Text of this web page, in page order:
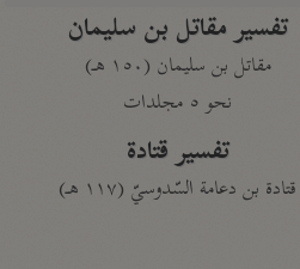
تفسير مقاتل بن سليمان
مقاتل بن سليمان (١٥٠ هـ)
نحو ٥ مجلدات
تفسير قتادة
قتادة بن دعامة السّدوسيّ (١١٧ هـ)